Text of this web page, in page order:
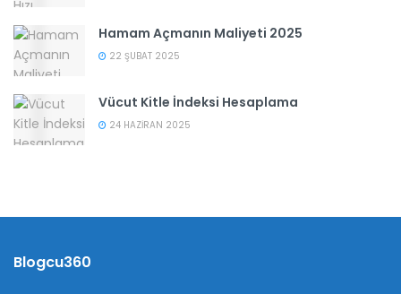
Hamam Açmanın Maliyeti 2025
22 ŞUBAT 2025
Vücut Kitle İndeksi Hesaplama
24 HAZIRAN 2025
Blogcu360